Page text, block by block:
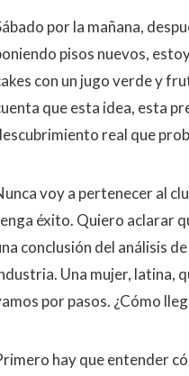
por la mañana,
pisos nuevos,
con un jugo verde y
que esta idea, esta
real que
voy a pertenecer al
éxito. Quiero aclarar
conclusión del análisis
Una mujer, latina,
por pasos. ¿Cómo
hay que entender